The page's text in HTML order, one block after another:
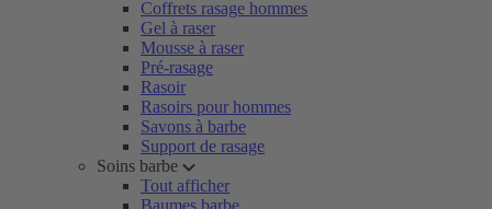
Coffrets rasage hommes
Gel à raser
Mousse à raser
Pré-rasage
Rasoir
Rasoirs pour hommes
Savons à barbe
Support de rasage
Soins barbe
Tout afficher
Baumes barbe